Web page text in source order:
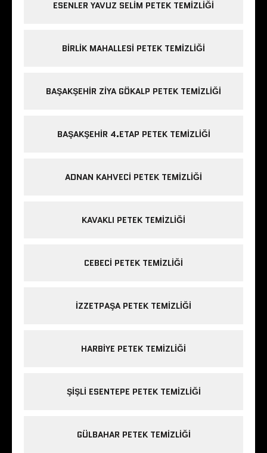
ESENLER YAVUZ SELIM PETEK TEMIZLIĞI
BIRLIK MAHALLESI PETEK TEMIZLIĞI
BAŞAKŞEHIR ZIYA GÖKALP PETEK TEMIZLIĞI
BAŞAKŞEHIR 4.ETAP PETEK TEMIZLIĞI
ADNAN KAHVECI PETEK TEMIZLIĞI
KAVAKLI PETEK TEMIZLIĞI
CEBECI PETEK TEMIZLIĞI
IZZETPAŞA PETEK TEMIZLIĞI
HARBIYE PETEK TEMIZLIĞI
ŞIŞLI ESENTEPE PETEK TEMIZLIĞI
GÜLBAHAR PETEK TEMIZLIĞI